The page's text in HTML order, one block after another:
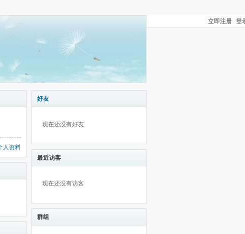
立即注册 登
人资料
好友
现在还没有好友
最近访客
现在还没有访客
群组